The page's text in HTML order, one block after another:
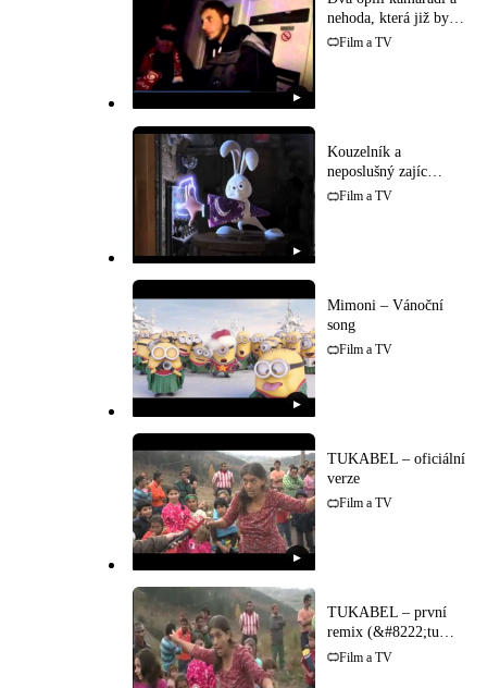
▶
nehoda, která již byla
uskutečněna!
Film a TV
▶
Kouzelník a
neposlušný zajíc
(Pixar)
Film a TV
▶
Mimoni – Vánoční
song
Film a TV
▶
TUKABEL – oficiální
verze
Film a TV
TUKABEL – první
remix (&#8222;tu
kabel")
Film a TV